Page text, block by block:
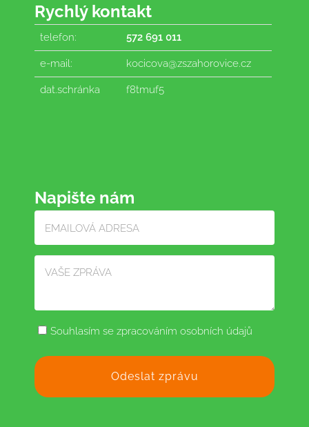
Rychlý kontakt
telefon: 572 691 011
e-mail: kocicova@zszahorovice.cz
dat.schránka f8tmuf5
Napište nám
Souhlasím se zpracováním osobních údajů